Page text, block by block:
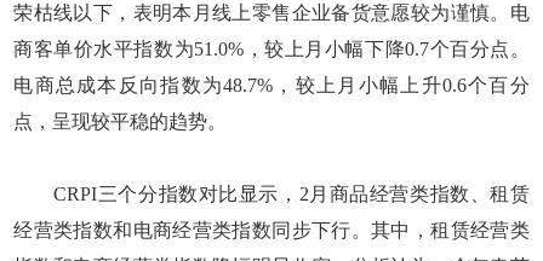
荣枯线以下，表明本月线上零售企业备货意愿较为谨慎。电
商客单价水平指数为51.0%，较上月小幅下降0.7个百分点。
电商总成本反向指数为48.7%，较上月小幅上升0.6个百分
点，呈现较平稳的趋势。
CRPI三个分指数对比显示，2月商品经营类指数、租赁
经营类指数和电商经营类指数同步下行。其中，租赁经营类